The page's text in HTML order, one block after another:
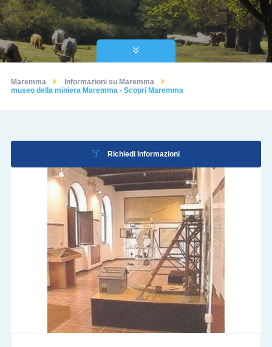
Maremma
Informazioni su Maremma
museo della miniera Maremma - Scopri Maremma
Richiedi Informazioni